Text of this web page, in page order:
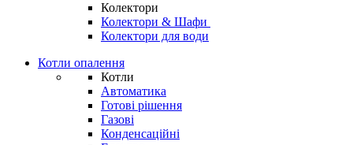
Колектори
Колектори & Шафи
Колектори для води
Котли опалення
Котли
Автоматика
Готові рішення
Газові
Конденсаційні